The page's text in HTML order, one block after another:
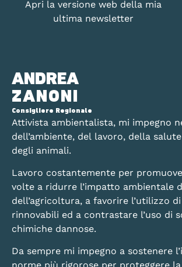
ANDREA
ZANONI
Consigliere Regionale
Attivista ambientalista, mi impegno
dell’ambiente, del lavoro, della
degli animali.
Lavoro costantemente per
volte a ridurre l’impatto ambientale
dell’agricoltura, a favorire l’utilizzo
rinnovabili ed a contrastare l’uso di
chimiche dannose.
Da sempre mi impegno a sostenere
Apri la versione web della mia
ultima newsletter